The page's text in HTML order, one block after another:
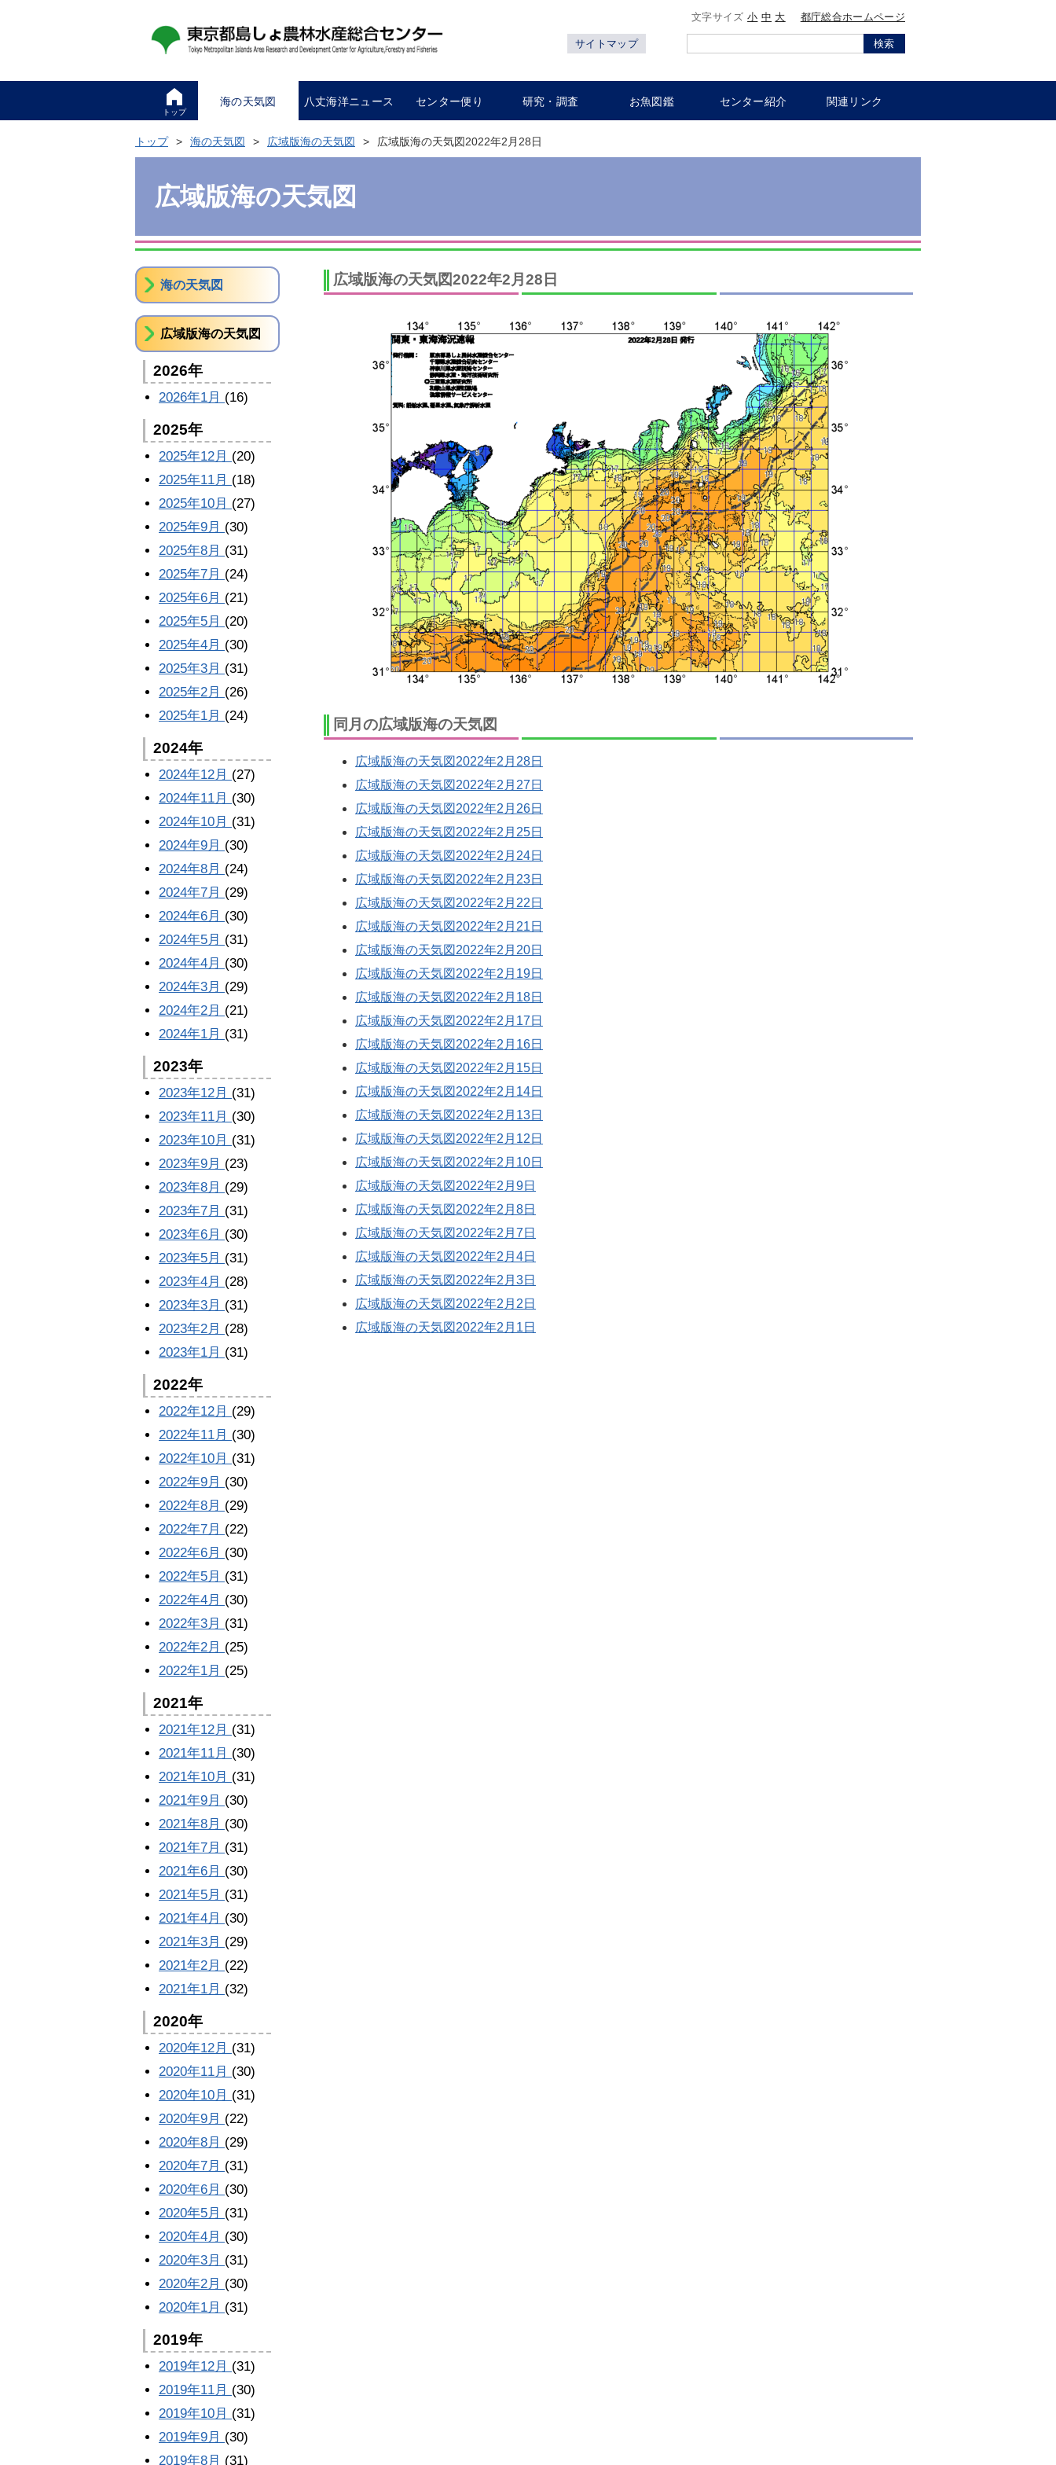
文字サイズ小 中 大 都庁総合ホームページ
サイトマップ 検索
トップ
海の天気図 八丈海洋ニュース センター便り 研究・調査 お魚図鑑 センター紹介 関連リンク
トップ 海の天気図 広域版海の天気図 広域版海の天気図2022年2月28日
広域版海の天気図
広域版海の天気図2022年2月28日
同月の広域版海の天気図
広域版海の天気図2022年2月28日
広域版海の天気図2022年2月27日
広域版海の天気図2022年2月26日
広域版海の天気図2022年2月25日
広域版海の天気図2022年2月24日
広域版海の天気図2022年2月23日
広域版海の天気図2022年2月22日
広域版海の天気図2022年2月21日
広域版海の天気図2022年2月20日
広域版海の天気図2022年2月19日
広域版海の天気図2022年2月18日
広域版海の天気図2022年2月17日
広域版海の天気図2022年2月16日
広域版海の天気図2022年2月15日
広域版海の天気図2022年2月14日
広域版海の天気図2022年2月13日
広域版海の天気図2022年2月12日
広域版海の天気図2022年2月10日
広域版海の天気図2022年2月9日
広域版海の天気図2022年2月8日
広域版海の天気図2022年2月7日
広域版海の天気図2022年2月4日
広域版海の天気図2022年2月3日
広域版海の天気図2022年2月2日
広域版海の天気図2022年2月1日
海の天気図
広域版海の天気図
2026年
2026年1月 (16)
2025年
2025年12月 (20)
2025年11月 (18)
2025年10月 (27)
2025年9月 (30)
2025年8月 (31)
2025年7月 (24)
2025年6月 (21)
2025年5月 (20)
2025年4月 (30)
2025年3月 (31)
2025年2月 (26)
2025年1月 (24)
2024年
2024年12月 (27)
2024年11月 (30)
2024年10月 (31)
2024年9月 (30)
2024年8月 (24)
2024年7月 (29)
2024年6月 (30)
2024年5月 (31)
2024年4月 (30)
2024年3月 (29)
2024年2月 (21)
2024年1月 (31)
2023年
2023年12月 (31)
2023年11月 (30)
2023年10月 (31)
2023年9月 (23)
2023年8月 (29)
2023年7月 (31)
2023年6月 (30)
2023年5月 (31)
2023年4月 (28)
2023年3月 (31)
2023年2月 (28)
2023年1月 (31)
2022年
2022年12月 (29)
2022年11月 (30)
2022年10月 (31)
2022年9月 (30)
2022年8月 (29)
2022年7月 (22)
2022年6月 (30)
2022年5月 (31)
2022年4月 (30)
2022年3月 (31)
2022年2月 (25)
2022年1月 (25)
2021年
2021年12月 (31)
2021年11月 (30)
2021年10月 (31)
2021年9月 (30)
2021年8月 (30)
2021年7月 (31)
2021年6月 (30)
2021年5月 (31)
2021年4月 (30)
2021年3月 (29)
2021年2月 (22)
2021年1月 (32)
2020年
2020年12月 (31)
2020年11月 (30)
2020年10月 (31)
2020年9月 (22)
2020年8月 (29)
2020年7月 (31)
2020年6月 (30)
2020年5月 (31)
2020年4月 (30)
2020年3月 (31)
2020年2月 (30)
2020年1月 (31)
2019年
2019年12月 (31)
2019年11月 (30)
2019年10月 (31)
2019年9月 (30)
2019年8月 (31)